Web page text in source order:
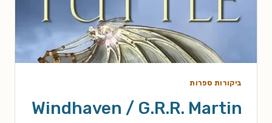
ביקורות ספרות
Windhaven / G.R.R. Martin